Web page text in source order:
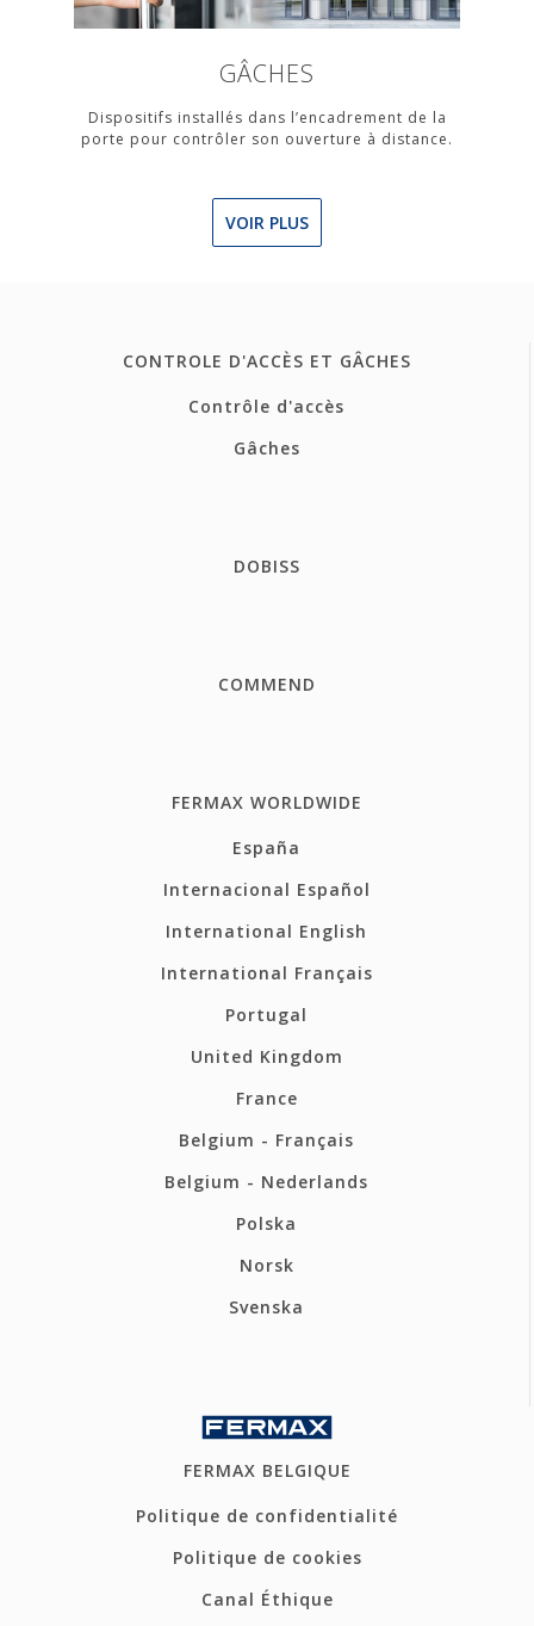
GÂCHES
Dispositifs installés dans l’encadrement de la
porte pour contrôler son ouverture à distance.
VOIR PLUS
CONTROLE D'ACCÈS ET GÂCHES
Contrôle d'accès
Gâches
DOBISS
COMMEND
FERMAX WORLDWIDE
España
Internacional Español
International English
International Français
Portugal
United Kingdom
France
Belgium - Français
Belgium - Nederlands
Polska
Norsk
Svenska
FERMAX BELGIQUE
Politique de confidentialité
Politique de cookies
Canal Éthique